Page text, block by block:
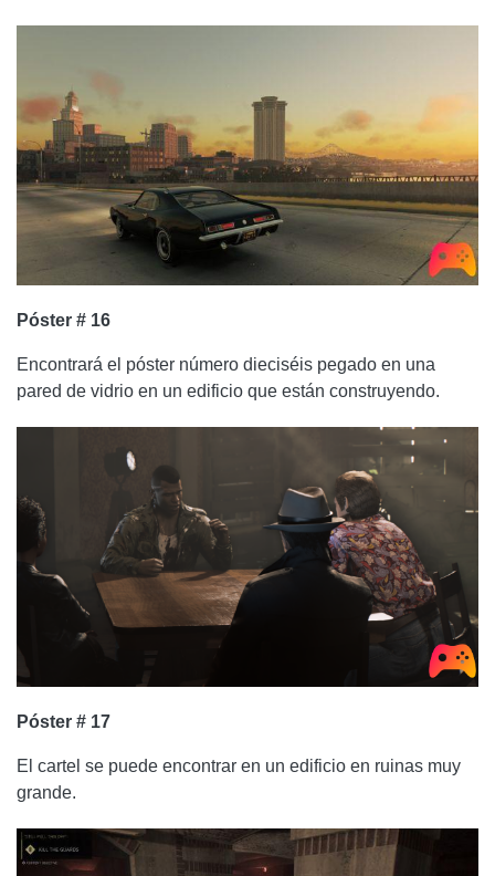
Póster # 16
Encontrará el póster número dieciséis pegado en una
pared de vidrio en un edificio que están construyendo.
Póster # 17
El cartel se puede encontrar en un edificio en ruinas muy
grande.